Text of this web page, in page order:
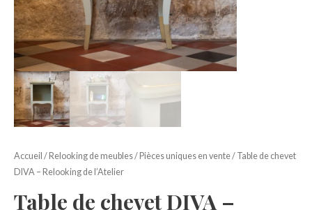
Accueil / Relooking de meubles/ Pièces uniques en vente/ Table de chevet
DIVA – Relooking de l’Atelier
Table de chevet DIVA –